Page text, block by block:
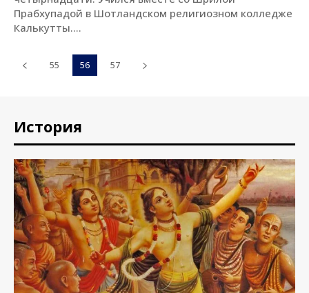
Прабхупадой в Шотландском религиозном колледже
Калькутты....
55 56 57
История